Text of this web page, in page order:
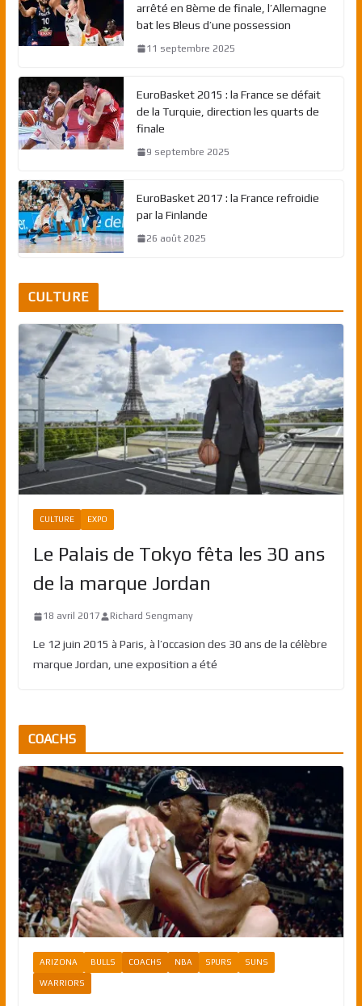
arrêté en 8ème de finale, l’Allemagne
bat les Bleus d’une possession
11 septembre 2025
EuroBasket 2015 : la France se défait
de la Turquie, direction les quarts de
finale
9 septembre 2025
EuroBasket 2017 : la France refroidie
par la Finlande
26 août 2025
CULTURE
CULTURE EXPO
Le Palais de Tokyo fêta les 30 ans
de la marque Jordan
18 avril 2017 Richard Sengmany
Le 12 juin 2015 à Paris, à l’occasion des 30 ans de la célèbre
marque Jordan, une exposition a été
COACHS
ARIZONA BULLS COACHS NBA SPURS SUNS
WARRIORS